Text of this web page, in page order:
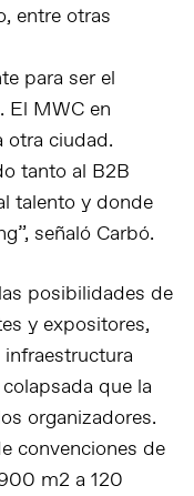
entre otras
para ser el
El MWC en
otra ciudad.
tanto al B2B
talento y donde
señaló Carbó.
posibilidades de
y expositores,
que la
organizadores.
convenciones de
m2 a 120